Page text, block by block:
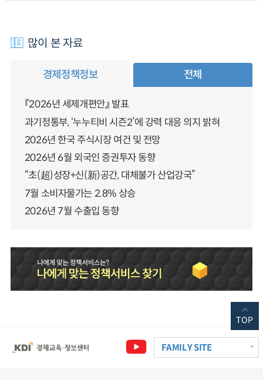
많이 본 자료
경제정책정보 전체
『2026년 세제개편안』 발표
과기정통부, ‘누누티비 시즌2’에 강력 대응 의지 밝혀
2026년 한국 주식시장 여건 및 전망
2026년 6월 외국인 증권투자 동향
“초(超)성장+신(新)공간, 대체불가 산업강국”
7월 소비자물가는 2.8% 상승
2026년 7월 수출입 동향
FAMILY SITE
TOP